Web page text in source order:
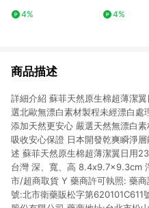
乾爽新升級
4%
4%
商品描述
詳細介紹 蘇菲天然原生棉超薄潔
選北歐無漂白素材製程未經漂白
添加天然更安心 嚴選天然無漂白
吸收安心保證 日本開發乾爽瞬淨
述 蘇菲天然原生棉超薄潔翼日用
台灣 深、寬、高 8.4x9.7x9.3cm
市/超商取貨 Y 藥商許可執照: 藥
號:北市衛藥販松字第620101C611